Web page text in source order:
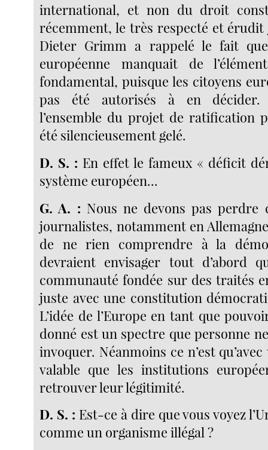
international, et non du droit
récemment, le très respecté et
Dieter Grimm a rappelé le fait
européenne manquait de
fondamental, puisque les citoyens
pas été autorisés à en décider.
l’ensemble du projet de ratification
été silencieusement gelé.
D. S. : En effet le fameux « déficit
système européen...
G. A. : Nous ne devons pas perdre
journalistes, notamment en
de ne rien comprendre à la
devraient envisager tout d’abord
communauté fondée sur des traités
juste avec une constitution
L’idée de l’Europe en tant que
donné est un spectre que personne
invoquer. Néanmoins ce n’est
valable que les institutions
retrouver leur légitimité.
D. S. : Est-ce à dire que vous voyez
comme un organisme illégal ?